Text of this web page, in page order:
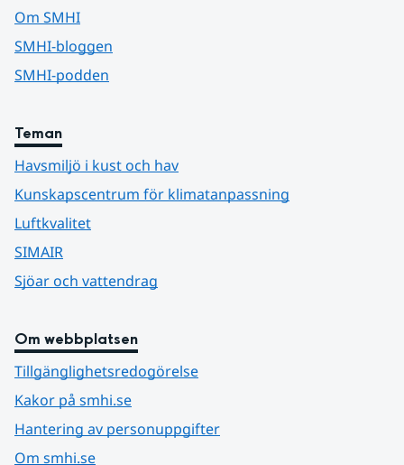
Om SMHI
SMHI-bloggen
SMHI-podden
Teman
Havsmiljö i kust och hav
Kunskapscentrum för klimatanpassning
Luftkvalitet
SIMAIR
Sjöar och vattendrag
Om webbplatsen
Tillgänglighetsredogörelse
Kakor på smhi.se
Hantering av personuppgifter
Om smhi.se